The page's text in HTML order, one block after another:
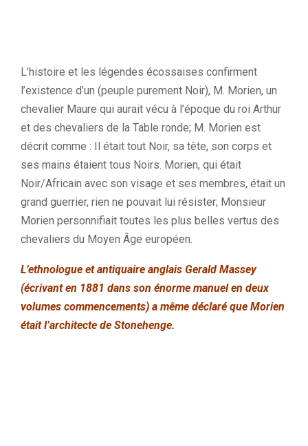
L’histoire et les légendes écossaises confirment
l’existence d’un (peuple purement Noir), M. Morien, un
chevalier Maure qui aurait vécu à l’époque du roi Arthur
et des chevaliers de la Table ronde; M. Morien est
décrit comme : Il était tout Noir, sa tête, son corps et
ses mains étaient tous Noirs. Morien, qui était
Noir/Africain avec son visage et ses membres, était un
grand guerrier, rien ne pouvait lui résister; Monsieur
Morien personnifiait toutes les plus belles vertus des
chevaliers du Moyen Âge européen.
L’ethnologue et antiquaire anglais Gerald Massey
(écrivant en 1881 dans son énorme manuel en deux
volumes commencements) a même déclaré que Morien
était l’architecte de Stonehenge.